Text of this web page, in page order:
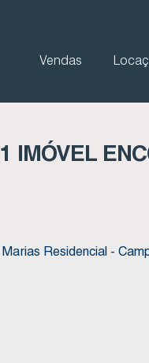
Vendas
1 IMÓVEL